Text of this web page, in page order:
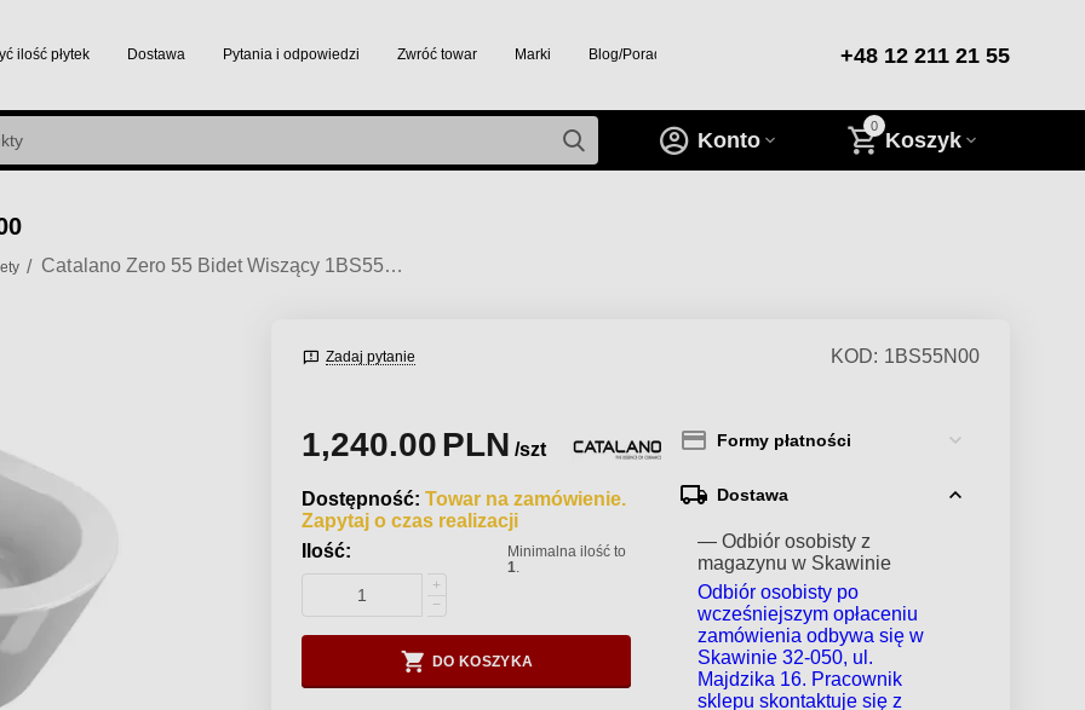
ilość płytek Dostawa Pytania i odpowiedzi Zwróć towar Marki Blog/Porady/Inspiracje +48 12 211 21 55
0
Koszyk
Konto
/ Catalano Zero 55 Bidet Wiszący 1BS55N00
Zadaj pytanie KOD: 1BS55N00
1,240.00PLN /szt
Dostępność: Towar na zamówienie.
Zapytaj o czas realizacji
Ilość:
+
−
Minimalna ilość to
1.
DO KOSZYKA
Formy płatności
Dostawa
— Odbiór osobisty z
magazynu w Skawinie
Odbiór osobisty po
wcześniejszym opłaceniu
zamówienia odbywa się w
Skawinie 32-050, ul.
Majdzika 16. Pracownik
sklepu skontaktuje się z